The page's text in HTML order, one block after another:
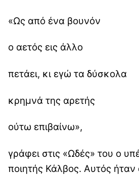
«Ως από ένα βουνόν
ο αετός εις άλλο
πετάει, κι εγώ τα δύσκολα
κρημνά της αρετής
ούτω επιβαίνω»,
γράφει στις «Ωδές» του ο
ποιητής Κάλβος. Αυτός